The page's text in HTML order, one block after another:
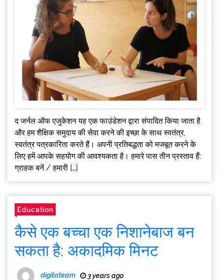
द जर्नल ऑफ एजुकेशन यह एक फाउंडेशन द्वारा संपादित किया जाता है
और हम शैक्षिक समुदाय की सेवा करने की इच्छा के साथ स्वतंत्र,
स्वतंत्र पत्रकारिता करते हैं। अपनी प्रतिबद्धता को मजबूत करने के
लिए हमें आपके सहयोग की आवश्यकता है। हमारे पास तीन प्रस्ताव हैं:
ग्राहक बनें / हमारी […]
Education
कैसे एक बच्चा एक निशानेबाज बन
सकता है: अकादमिक मिनट
digitateam 3 years ago